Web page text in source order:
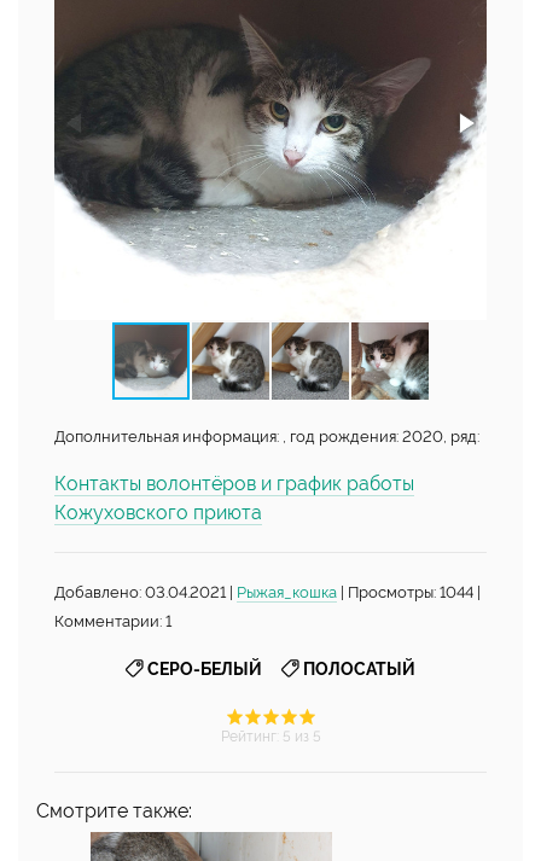
Дополнительная информация: , год рождения: 2020, ряд:
Контакты волонтёров и график работы
Кожуховского приюта
Добавлено: 03.04.2021 | Рыжая_кошка | Просмотры: 1044 |
Комментарии: 1
СЕРО-БЕЛЫЙ ПОЛОСАТЫЙ
Рейтинг: 5 из 5
Смотрите также: